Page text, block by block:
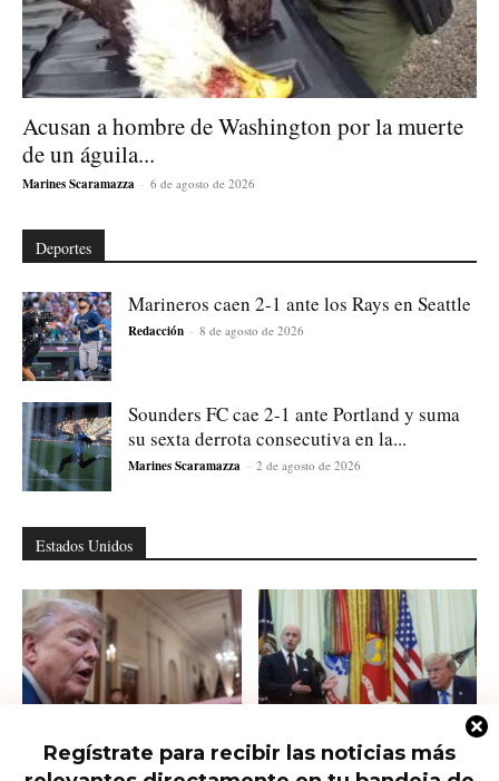
Regístrate para recibir las noticias más
Acusan a hombre de Washington por la muerte
de un águila...
Marines Scaramazza - 6 de agosto de 2026
Deportes
Marineros caen 2-1 ante los Rays en Seattle
Redacción - 8 de agosto de 2026
Sounders FC cae 2-1 ante Portland y suma
su sexta derrota consecutiva en la...
Marines Scaramazza - 2 de agosto de 2026
Estados Unidos
Qué saber del nuevo intento de
Trump firma nuevas órdenes para